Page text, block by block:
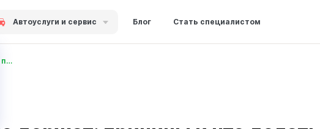
Автоуслуги и сервис Блог Стать специалистом
Скрипят тормоза или машина плохо тормозит — когда это опасно